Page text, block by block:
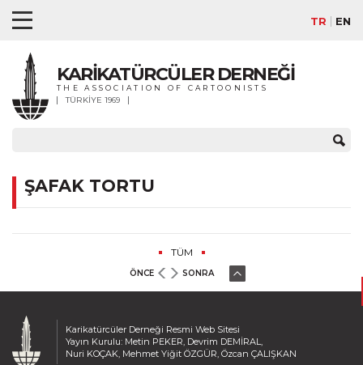
TR EN
KARİKATÜRCÜLER DERNEĞİ
THE ASSOCIATION OF CARTOONISTS
TÜRKİYE 1969
ŞAFAK TORTU
TÜM
ÖNCE SONRA
Karikatürcüler Derneği Resmi Web Sitesi
Yayın Kurulu: Metin PEKER, Devrim DEMİRAL,
Nuri KOÇAK, Mehmet Yiğit ÖZGÜR, Özcan ÇALIŞKAN